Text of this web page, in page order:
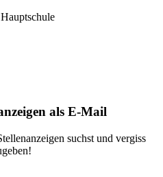
als E-Mail
suchst und vergiss